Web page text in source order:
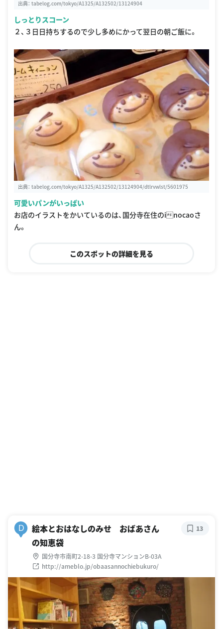
出典： tabelog.com/tokyo/A1325/A132502/13124904
しっとりスコーン
２、３日日持ちするので少し多めにかって翌日の朝ご飯に。
出典： tabelog.com/tokyo/A1325/A132502/13124904/dtlrvwlst/5601975
可愛いパンがいっぱい
お店のイラストをかいているのは、国分寺在住のinocaoさ
ん。
このスポットの詳細を見る
D
絵本とおはなしのみせ おばあさん
の知恵袋
国分寺市南町2-18-3 国分寺マンションB-03A
http://ameblo.jp/obaasannochiebukuro/
13